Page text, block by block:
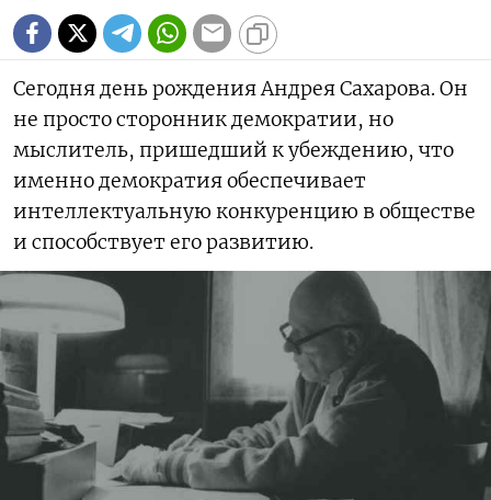
Сегодня день рождения Андрея Сахарова. Он
не просто сторонник демократии, но
мыслитель, пришедший к убеждению, что
именно демократия обеспечивает
интеллектуальную конкуренцию в обществе
и способствует его развитию.